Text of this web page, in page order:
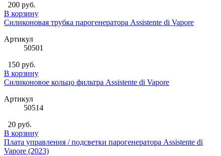
200 руб.
В корзину
Силиконовая трубка парогенератора Assistente di Vapore
Артикул
50501
150 руб.
В корзину
Силиконовое кольцо фильтра Assistente di Vapore
Артикул
50514
20 руб.
В корзину
Плата управления / подсветки парогенератора Assistente di
Vapore (2023)